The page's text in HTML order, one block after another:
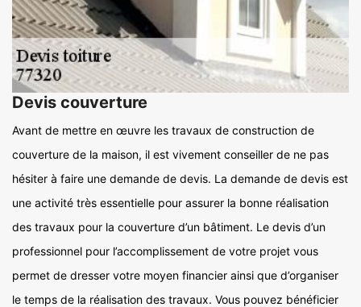
Devis couverture
Avant de mettre en œuvre les travaux de construction de
couverture de la maison, il est vivement conseiller de ne pas
hésiter à faire une demande de devis. La demande de devis est
une activité très essentielle pour assurer la bonne réalisation
des travaux pour la couverture d’un bâtiment. Le devis d’un
professionnel pour l’accomplissement de votre projet vous
permet de dresser votre moyen financier ainsi que d’organiser
le temps de la réalisation des travaux. Vous pouvez bénéficier